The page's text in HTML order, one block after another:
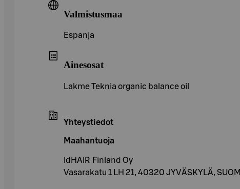
Valmistusmaa
Espanja
Ainesosat
Lakme Teknia organic balance oil
Yhteystiedot
Maahantuoja
IdHAIR Finland Oy
Vasarakatu 1 LH 21, 40320 JYVÄSKYLÄ, SUOMI